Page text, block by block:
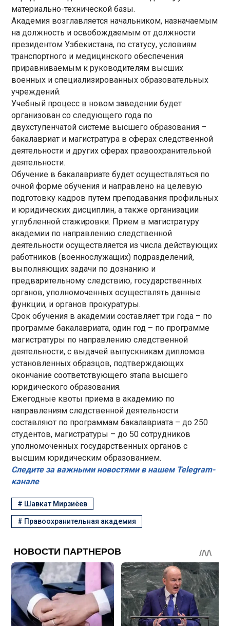
материально-технической базы.
Академия возглавляется начальником, назначаемым
на должность и освобождаемым от должности
президентом Узбекистана, по статусу, условиям
транспортного и медицинского обеспечения
приравниваемым к руководителям высших
военных и специализированных образовательных
учреждений.
Учебный процесс в новом заведении будет
организован со следующего года по
двухступенчатой системе высшего образования –
бакалавриат и магистратура в сферах следственной
деятельности и других сферах правоохранительной
деятельности.
Обучение в бакалавриате будет осуществляться по
очной форме обучения и направлено на целевую
подготовку кадров путем преподавания профильных
и юридических дисциплин, а также организации
углубленной стажировки. Прием в магистратуру
академии по направлению следственной
деятельности осуществляется из числа действующих
работников (военнослужащих) подразделений,
выполняющих задачи по дознанию и
предварительному следствию, государственных
органов, уполномоченных осуществлять данные
функции, и органов прокуратуры.
Срок обучения в академии составляет три года – по
программе бакалавриата, один год – по программе
магистратуры по направлению следственной
деятельности, с выдачей выпускникам дипломов
установленных образцов, подтверждающих
окончание соответствующего этапа высшего
юридического образования.
Ежегодные квоты приема в академию по
направлениям следственной деятельности
составляют по программам бакалавриата – до 250
студентов, магистратуры – до 50 сотрудников
уполномоченных государственных органов с
высшим юридическим образованием.
Следите за важными новостями в нашем Telegram-
канале
# Шавкат Мирзиёев
# Правоохранительная академия